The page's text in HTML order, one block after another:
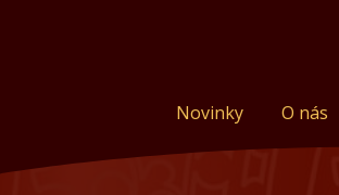
Novinky O nás